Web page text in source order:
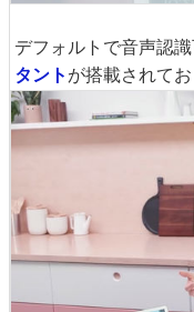
デフォルトで音声認
タント が搭載されて